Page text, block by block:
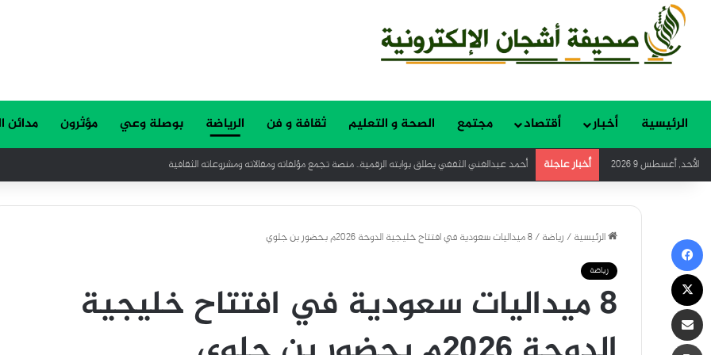
الرئيسية أخبار أقتصاد مجتمع الصحة و التعليم ثقافة و فن الرياضة بوصلة وعي مؤثرون مدائن
الأحد, أغسطس 9 2026 أخبار عاجلة دراسة تكشف لماذا لايطلب أحد الوالدين المسنين المساعدة من أبنائهم
الرئيسية/ رياضة/8 ميداليات سعودية في افتتاح خليجية الدوحة 2026م بحضور بن جلوي
رياضة
8 ميداليات سعودية في افتتاح خليجية